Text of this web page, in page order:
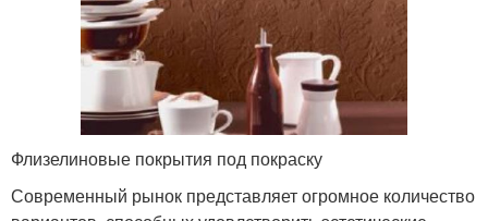
Флизелиновые покрытия под покраску
Современный рынок представляет огромное количество